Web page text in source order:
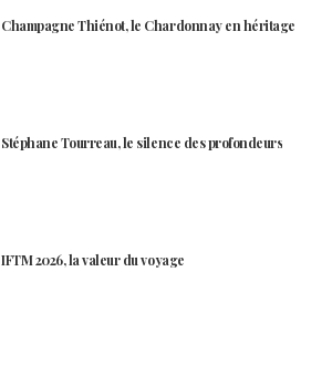
Champagne Thiénot, le Chardonnay en héritage
Stéphane Tourreau, le silence des profondeurs
IFTM 2026, la valeur du voyage